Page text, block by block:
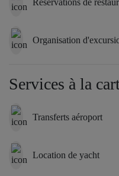
et ses équipements
vue imprenable sur le
Organisation
Services à la
Transferts aéroport
Location de yacht